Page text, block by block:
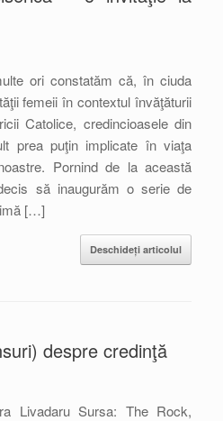
ori constatăm că, în ciuda
femeii în contextul învăţăturii
Catolice, credincioasele din
prea puţin implicate în viaţa
Pornind de la această
să inaugurăm o serie de
[…]
Deschideți articolul
despre credinţă
Livadaru Sursa: The Rock,